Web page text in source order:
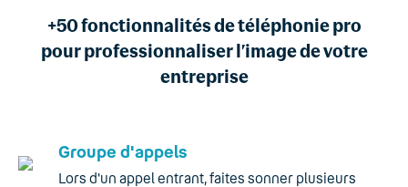
+50 fonctionnalités de téléphonie pro
pour professionnaliser l’image de votre
entreprise
Groupe d'appels
Lors d'un appel entrant, faites sonner plusieurs